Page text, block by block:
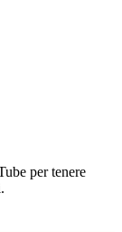
per tenere